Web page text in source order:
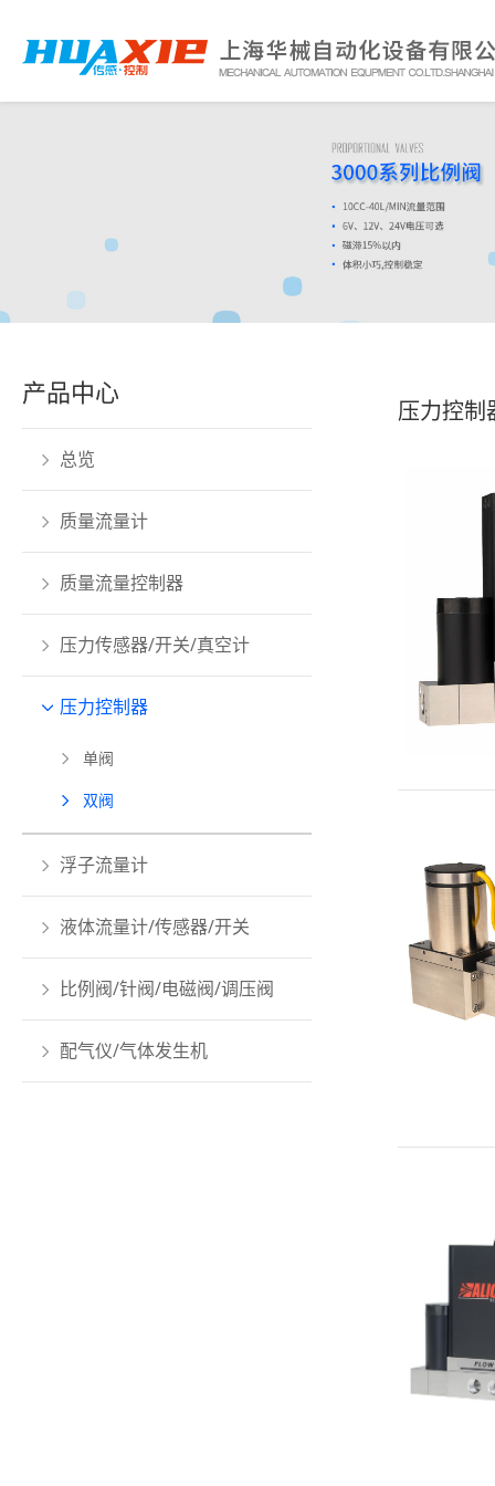
产品中心
总览
质量流量计
质量流量控制器
压力传感器/开关/真空计
压力控制器
单阀
双阀
浮子流量计
液体流量计/传感器/开关
比例阀/针阀/电磁阀/调压阀
配气仪/气体发生机
压力控制